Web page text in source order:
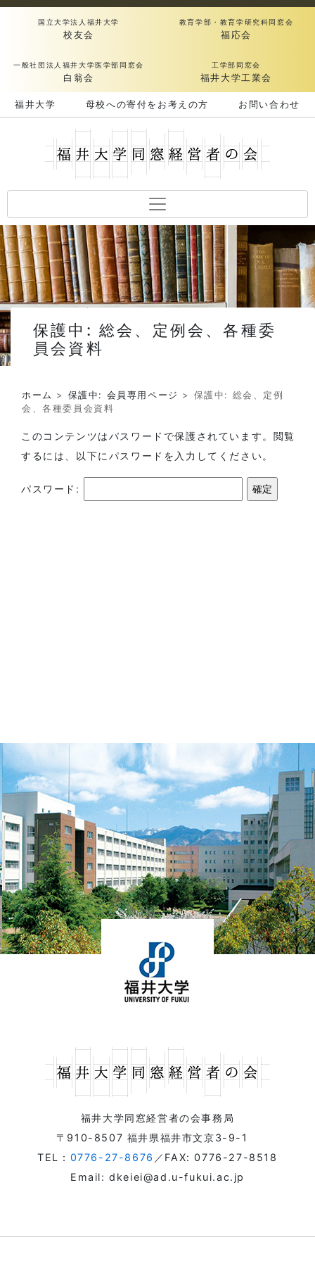
国立大学法人福井大学
校友会
教育学部・教育学研究科同窓会
福応会
一般社団法人福井大学医学部同窓会
白翁会
工学部同窓会
福井大学工業会
福井大学 母校への寄付をお考えの方 お問い合わせ
保護中: 総会、定例会、各種委
員会資料
ホーム > 保護中: 会員専用ページ > 保護中: 総会、定例
会、各種委員会資料
このコンテンツはパスワードで保護されています。閲覧
するには、以下にパスワードを入力してください。
パスワード:
福井大学同窓経営者の会事務局
〒910-8507 福井県福井市文京3-9-1
TEL： 0776-27-8676 ／FAX: 0776-27-8518
Email: dkeiei@ad.u-fukui.ac.jp